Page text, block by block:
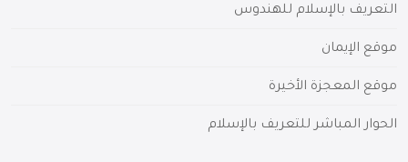
التعريف بالإسلام للهندوس
موقع الإيمان
موقع المعجزة الأخيرة
الحوار المباشر للتعريف بالإسلام